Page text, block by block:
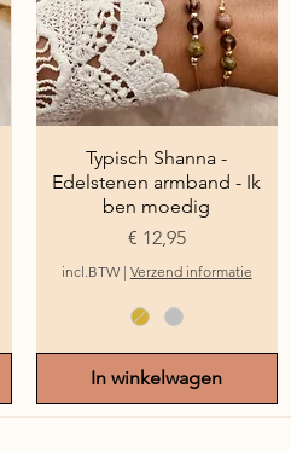
Snel overzicht
Typisch Shanna -
Edelstenen armband - Ik
ben moedig
Prijs
€ 12,95
incl.BTW | Verzend informatie
In winkelwagen